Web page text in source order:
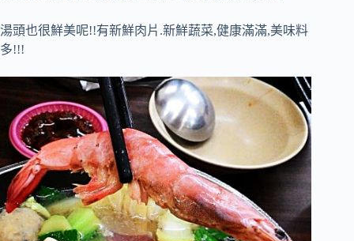
湯頭也很鮮美呢!!有新鮮肉片.新鮮蔬菜,健康滿滿,美味料
多!!!